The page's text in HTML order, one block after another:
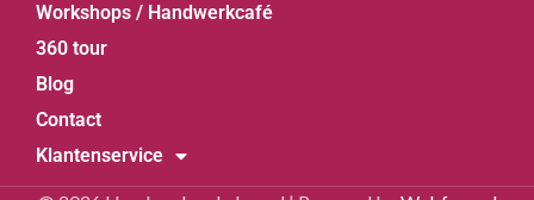
Workshops / Handwerkcafé
360 tour
Blog
Contact
Klantenservice